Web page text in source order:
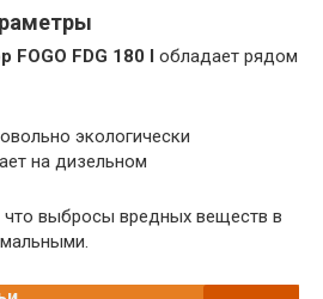
FOGO FDG 180 I обладает рядом
экологически
на дизельном
что выбросы вредных веществ в